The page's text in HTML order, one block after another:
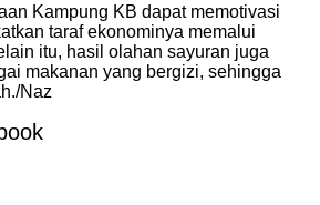
Kampung KB dapat memotivasi
taraf ekonominya memalui
itu, hasil olahan sayuran juga
makanan yang bergizi, sehingga
Naz